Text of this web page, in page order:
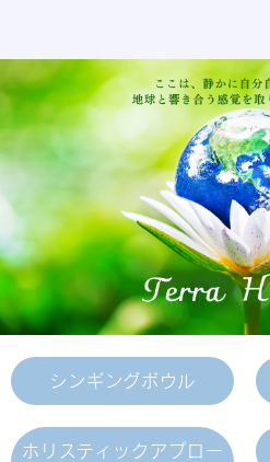
シンギングボウル
ホリスティックアプロー